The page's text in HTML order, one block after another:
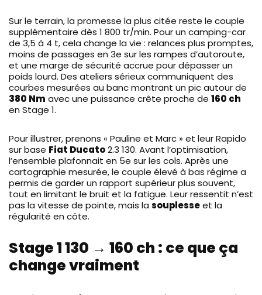
Sur le terrain, la promesse la plus citée reste le couple
supplémentaire dès 1 800 tr/min. Pour un camping-car
de 3,5 à 4 t, cela change la vie : relances plus promptes,
moins de passages en 3e sur les rampes d’autoroute,
et une marge de sécurité accrue pour dépasser un
poids lourd. Des ateliers sérieux communiquent des
courbes mesurées au banc montrant un pic autour de
380 Nm avec une puissance crête proche de 160 ch
en Stage 1.
Pour illustrer, prenons « Pauline et Marc » et leur Rapido
sur base Fiat Ducato2.3 130. Avant l’optimisation,
l’ensemble plafonnait en 5e sur les cols. Après une
cartographie mesurée, le couple élevé à bas régime a
permis de garder un rapport supérieur plus souvent,
tout en limitant le bruit et la fatigue. Leur ressentit n’est
pas la vitesse de pointe, mais la souplesseet la
régularité en côte.
Stage 1 130 → 160 ch : ce que ça
change vraiment